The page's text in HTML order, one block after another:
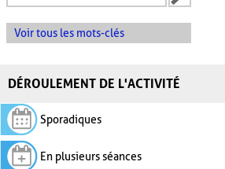
Voir tous les mots-clés
DÉROULEMENT DE L'ACTIVITÉ
Sporadiques
En plusieurs séances